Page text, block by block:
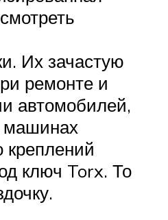
Их зачастую
ремонте и
автомобилей,
машинах
креплений
ключ Torx. То